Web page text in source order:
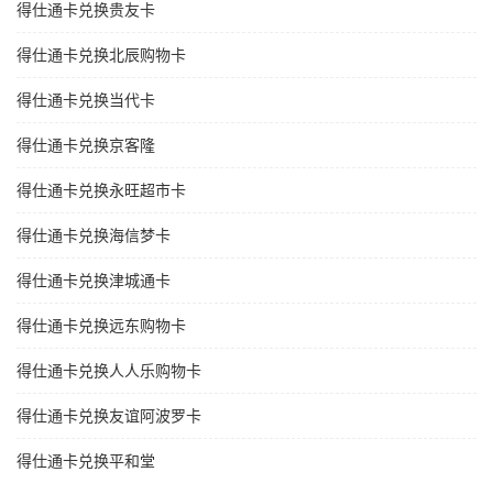
得仕通卡兑换贵友卡
得仕通卡兑换北辰购物卡
得仕通卡兑换当代卡
得仕通卡兑换京客隆
得仕通卡兑换永旺超市卡
得仕通卡兑换海信梦卡
得仕通卡兑换津城通卡
得仕通卡兑换远东购物卡
得仕通卡兑换人人乐购物卡
得仕通卡兑换友谊阿波罗卡
得仕通卡兑换平和堂